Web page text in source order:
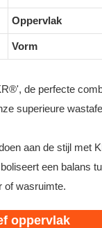
Oppervlak
Vorm
de perfecte
superieure
aan de stijl met
een balans
of wasruimte.
oppervlak